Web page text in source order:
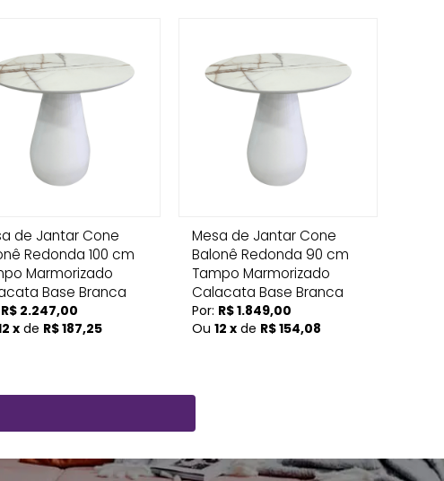
de Jantar Cone
Redonda 100 cm
Marmorizado
Base Branca
R$ 2.247,00
x de R$ 187,25
Mesa de Jantar Cone
Balonê Redonda 90 cm
Tampo Marmorizado
Calacata Base Branca
Por: R$ 1.849,00
Ou 12 x de R$ 154,08